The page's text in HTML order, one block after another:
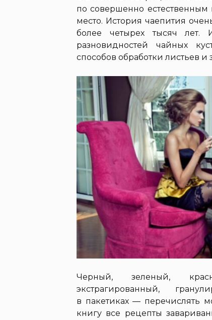
по совершенно
место. История чаепития
более четырех тысяч
разновидностей чайных
способов обработки листьев и
Черный, зеленый,
экстрагированный,
в пакетиках — перечислять
книгу все рецепты